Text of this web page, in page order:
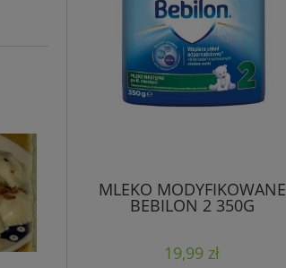
MLEKO MODYFIKOWANE
BEBILON 2 350G
19,99 zł